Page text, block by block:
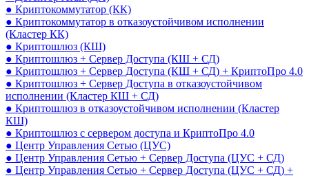
● Криптокоммутатор (КК)
● Криптокоммутатор в отказоустойчивом исполнении
(Кластер КК)
● Криптошлюз (КШ)
● Криптошлюз + Сервер Доступа (КШ + СД)
● Криптошлюз + Сервер Доступа (КШ + СД) + КриптоПро 4.0
● Криптошлюз + Сервер Доступа в отказоустойчивом
исполнении (Кластер КШ + СД)
● Криптошлюз в отказоустойчивом исполнении (Кластер
КШ)
● Криптошлюз с сервером доступа и КриптоПро 4.0
● Центр Управления Сетью (ЦУС)
● Центр Управления Сетью + Сервер Доступа (ЦУС + СД)
● Центр Управления Сетью + Сервер Доступа (ЦУС + СД) +